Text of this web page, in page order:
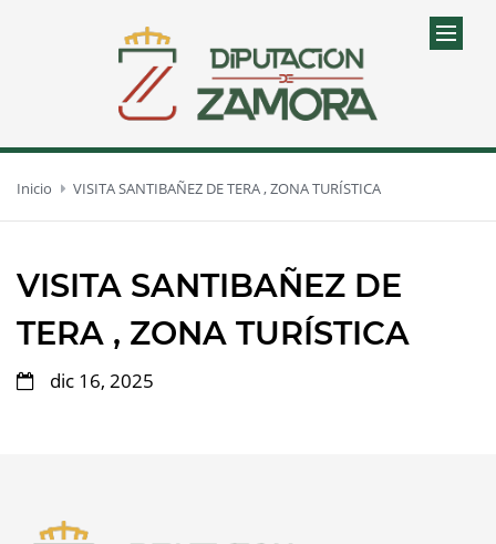
Inicio VISITA SANTIBAÑEZ DE TERA , ZONA TURÍSTICA
VISITA SANTIBAÑEZ DE
TERA , ZONA TURÍSTICA
dic 16, 2025